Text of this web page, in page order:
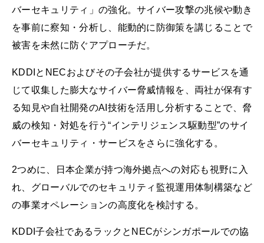
バーセキュリティ」の強化。サイバー攻撃の兆候や動き
を事前に察知・分析し、能動的に防御策を講じることで
被害を未然に防ぐアプローチだ。
KDDIとNECおよびその子会社が提供するサービスを通
じて収集した膨大なサイバー脅威情報を、両社が保有す
る知見や自社開発のAI技術を活用し分析することで、脅
威の検知・対処を行う“インテリジェンス駆動型”のサイ
バーセキュリティ・サービスをさらに強化する。
2つめに、日本企業が持つ海外拠点への対応も視野に入
れ、グローバルでのセキュリティ監視運用体制構築など
の事業オペレーションの高度化を検討する。
KDDI子会社であるラックとNECがシンガポールでの協